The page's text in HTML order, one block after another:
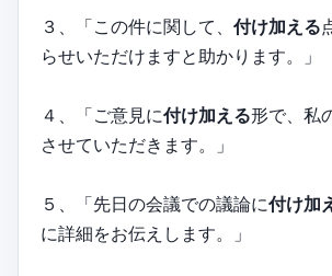
３、「この件に関して、 付け加える
らせいただけますと助かります。」
４、「ご意見に付け加える形で、私
させていただきます。」
５、「先日の会議での議論に付け加
に詳細をお伝えします。」